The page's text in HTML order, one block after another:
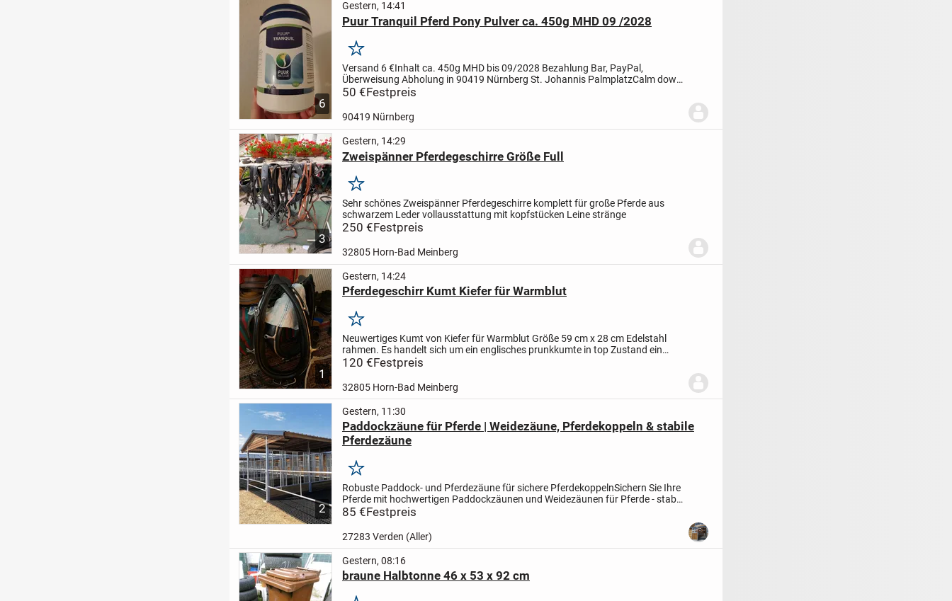
6
Gestern, 14:41
Puur Tranquil Pferd Pony Pulver ca. 450g MHD 09 /2028
Merken
Versand 6 €Inhalt ca. 450g MHD bis 09/2028 Bezahlung Bar, PayPal,
Überweisung Abholung in 90419 Nürnberg St. Johannis PalmplatzCalm down
relax chill tranquility tranquil beruhigend Beruhigung...
50 €Festpreis
90419 Nürnberg
3
Gestern, 14:29
Zweispänner Pferdegeschirre Größe Full
Merken
Sehr schönes Zweispänner Pferdegeschirre komplett für große Pferde aus
schwarzem Leder vollausstattung mit kopfstücken Leine stränge
250 €Festpreis
32805 Horn-Bad Meinberg
1
Gestern, 14:24
Pferdegeschirr Kumt Kiefer für Warmblut
Merken
Neuwertiges Kumt von Kiefer für Warmblut Größe 59 cm x 28 cm Edelstahl
rahmen. Es handelt sich um ein englisches prunkkumte in top Zustand ein
zweites etwas kleiner ist auch vorhanden
120 €Festpreis
32805 Horn-Bad Meinberg
2
Gestern, 11:30
Paddockzäune für Pferde | Weidezäune, Pferdekoppeln & stabile
Pferdezäune
Merken
Robuste Paddock- und Pferdezäune für sichere PferdekoppelnSichern Sie Ihre
Pferde mit hochwertigen Paddockzäunen und Weidezäunen für Pferde - stabil,
langlebig und einfach zu montieren.
85 €Festpreis
27283 Verden (Aller)
Gestern, 08:16
braune Halbtonne 46 x 53 x 92 cm